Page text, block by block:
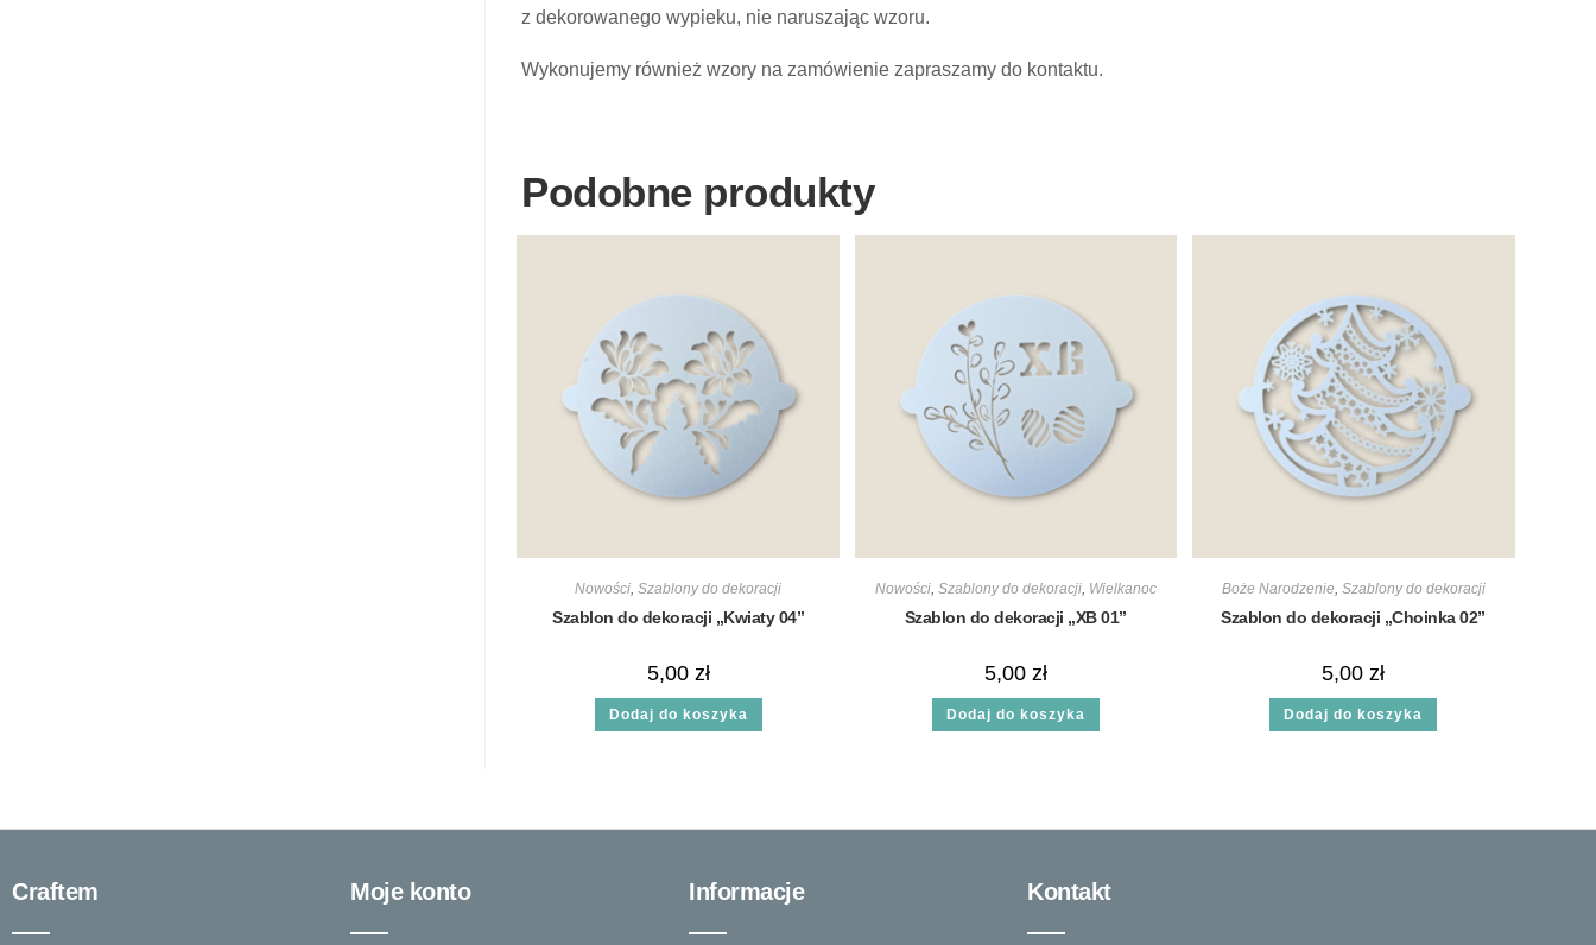
z dekorowanego wypieku, nie naruszając wzoru.
Wykonujemy również wzory na zamówienie zapraszamy do kontaktu.
Podobne produkty
Nowości ,Szablony do dekoracji
Szablon do dekoracji „Kwiaty 04”
5,00 zł
Dodaj do koszyka
Nowości, Szablony do dekoracji, Wielkanoc
Szablon do dekoracji „XB 01”
5,00 zł
Dodaj do koszyka
Boże Narodzenie Szablony do dekoracji
Szablon do dekoracji „Choinka 02”
5,00zł
Dodaj do koszyka
Craftem Moje konto Informacje Kontakt